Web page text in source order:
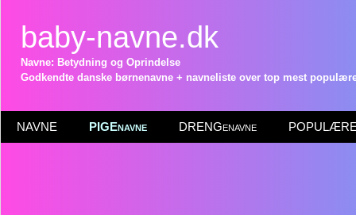
baby-navne.dk
Navne: Betydning og Oprindelse
Godkendte danske børnenavne + navneliste over top mest
NAVNE PIGEnavne DRENGenavne POPULÆRE